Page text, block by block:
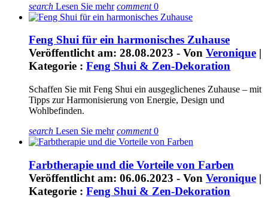
search Lesen Sie mehr comment0
Feng Shui für ein harmonisches Zuhause
Veröffentlicht am: 28.08.2023 - Von Veronique |
Kategorie : Feng Shui & Zen-Dekoration
Schaffen Sie mit Feng Shui ein ausgeglichenes Zuhause – mit
Tipps zur Harmonisierung von Energie, Design und
Wohlbefinden.
search Lesen Sie mehr comment0
Farbtherapie und die Vorteile von Farben
Veröffentlicht am: 06.06.2023 - Von Veronique |
Kategorie : Feng Shui & Zen-Dekoration